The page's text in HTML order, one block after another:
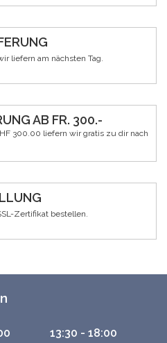
liefern am nächsten Tag.
AB FR. 300.-
300.00 liefern wir gratis zu dir nach
Zertifikat bestellen.
13:30 - 18:00